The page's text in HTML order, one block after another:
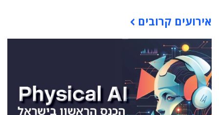
אירועים קרובים